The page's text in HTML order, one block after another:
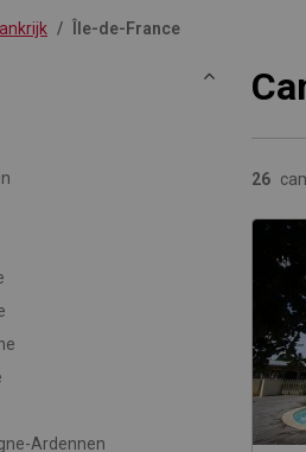
Île-de-France
26
Ardennen